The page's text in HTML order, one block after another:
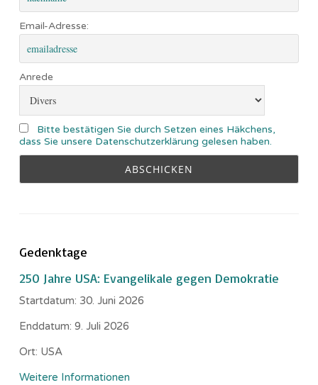
Email-Adresse:
Anrede
Bitte bestätigen Sie durch Setzen eines Häkchens,
dass Sie unsere Datenschutzerklärung gelesen haben.
Gedenktage
250 Jahre USA: Evangelikale gegen Demokratie
Startdatum: 30. Juni 2026
Enddatum: 9. Juli 2026
Ort: USA
Weitere Informationen